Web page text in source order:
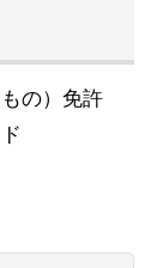
の）免許